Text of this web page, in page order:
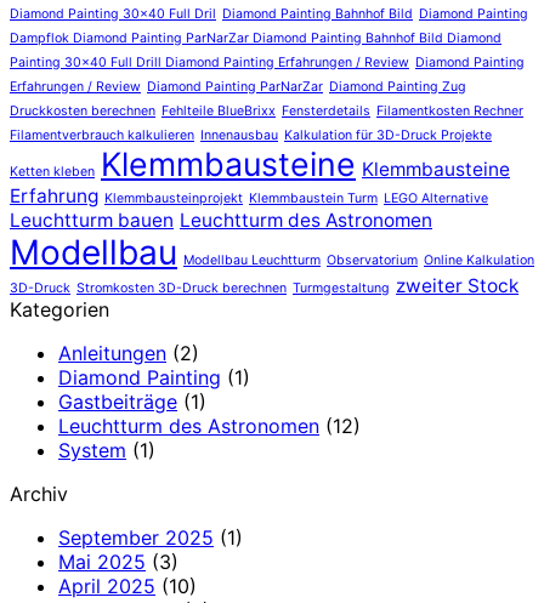
Diamond Painting 30x40 Full Dril Diamond Painting Bahnhof Bild Diamond Painting
Dampflok Diamond Painting ParNarZar Diamond Painting Bahnhof Bild Diamond
Painting 30x40 Full Drill Diamond Painting Erfahrungen / Review Diamond Painting
Erfahrungen / Review Diamond Painting ParNarZar Diamond Painting Zug
Druckkosten berechnen Fehlteile BlueBrixx Fensterdetails Filamentkosten Rechner
Filamentverbrauch kalkulieren Innenausbau Kalkulation für 3D-Druck Projekte
Ketten kleben Klemmbausteine Klemmbausteine
Erfahrung Klemmbausteinprojekt Klemmbaustein Turm LEGO Alternative
Leuchtturm bauen Leuchtturm des Astronomen
Modellbau Modellbau Leuchtturm Observatorium Online Kalkulation
3D-Druck Stromkosten 3D-Druck berechnen Turmgestaltung zweiter Stock
Kategorien
Anleitungen (2)
Diamond Painting (1)
Gastbeiträge (1)
Leuchtturm des Astronomen (12)
System (1)
Archiv
September 2025 (1)
Mai 2025 (3)
April 2025 (10)